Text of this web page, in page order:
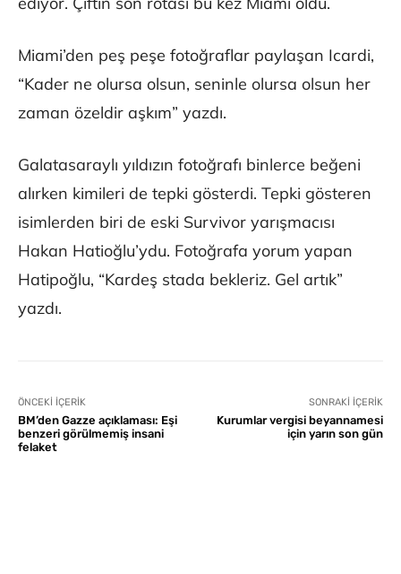
Miami’den peş peşe fotoğraflar paylaşan Icardi,
“Kader ne olursa olsun, seninle olursa olsun her
zaman özeldir aşkım” yazdı.
Galatasaraylı yıldızın fotoğrafı binlerce beğeni
alırken kimileri de tepki gösterdi. Tepki gösteren
isimlerden biri de eski Survivor yarışmacısı
Hakan Hatioğlu’ydu. Fotoğrafa yorum yapan
Hatipoğlu, “Kardeş stada bekleriz. Gel artık”
yazdı.
ÖNCEKI İÇERIK
BM’den Gazze açıklaması: Eşi
benzeri görülmemiş insani
felaket
SONRAKI İÇERIK
Kurumlar vergisi beyannamesi
için yarın son gün